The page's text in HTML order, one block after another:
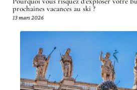
prochaines vacances au ski ?
13 mars 2026